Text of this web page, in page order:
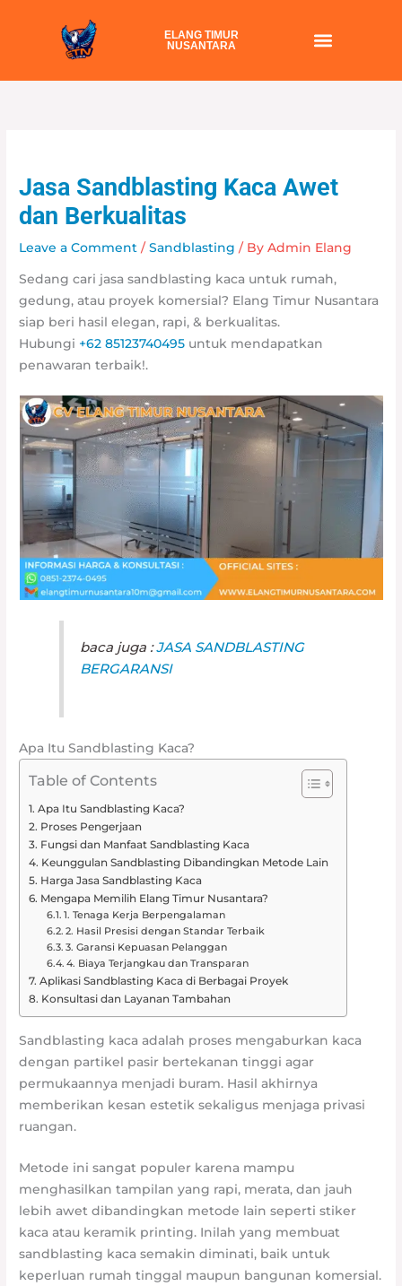
ELANG TIMUR
NUSANTARA
Jasa Sandblasting Kaca Awet
dan Berkualitas
Leave a Comment /Sandblasting / ByAdmin Elang
Sedang cari jasa sandblasting kaca untuk rumah,
gedung, atau proyek komersial? Elang Timur Nusantara
siap beri hasil elegan, rapi, & berkualitas.
Hubungi +62 85123740495 untuk mendapatkan
penawaran terbaik!.
baca juga :JASA SANDBLASTING
BERGARANSI
Apa Itu Sandblasting Kaca?
Table of Contents
Apa Itu Sandblasting Kaca?
Proses Pengerjaan
Fungsi dan Manfaat Sandblasting Kaca
Keunggulan Sandblasting Dibandingkan Metode Lain
Harga Jasa Sandblasting Kaca
Mengapa Memilih Elang Timur Nusantara?
1. Tenaga Kerja Berpengalaman
2. Hasil Presisi dengan Standar Terbaik
3. Garansi Kepuasan Pelanggan
4. Biaya Terjangkau dan Transparan
Aplikasi Sandblasting Kaca di Berbagai Proyek
Konsultasi dan Layanan Tambahan
Sandblasting kaca adalah proses mengaburkan kaca
dengan partikel pasir bertekanan tinggi agar
permukaannya menjadi buram. Hasil akhirnya
memberikan kesan estetik sekaligus menjaga privasi
ruangan.
Metode ini sangat populer karena mampu
menghasilkan tampilan yang rapi, merata, dan jauh
lebih awet dibandingkan metode lain seperti stiker
kaca atau keramik printing. Inilah yang membuat
sandblasting kaca semakin diminati, baik untuk
keperluan rumah tinggal maupun bangunan komersial.